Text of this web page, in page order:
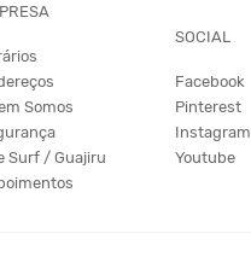
Somos
Surf / Guajiru
SOCIAL
Facebook
Pinterest
Instagram
Youtube